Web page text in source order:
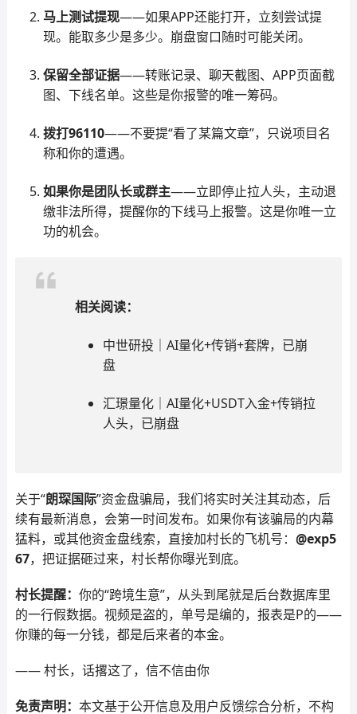
马上测试提现——如果APP还能打开，立刻尝试提
现。能取多少是多少。崩盘窗口随时可能关闭。
保留全部证据——转账记录、聊天截图、APP页面截
图、下线名单。这些是你报警的唯一筹码。
拨打96110——不要提“看了某篇文章”，只说项目名
称和你的遭遇。
如果你是团队长或群主——立即停止拉人头，主动退
缴非法所得，提醒你的下线马上报警。这是你唯一立
功的机会。
相关阅读：
中世研投｜AI量化+传销+套牌，已崩
盘
汇璟量化｜AI量化+USDT入金+传销拉
人头，已崩盘
关于“朗琛国际”资金盘骗局，我们将实时关注其动态，后
续有最新消息，会第一时间发布。如果你有该骗局的内幕
猛料，或其他资金盘线索，直接加村长的飞机号： @exp5
67，把证据砸过来，村长帮你曝光到底。
村长提醒： 你的“跨境生意”，从头到尾就是后台数据库里
的一行假数据。视频是盗的，单号是编的，报表是P的——
你赚的每一分钱，都是后来者的本金。
—— 村长，话撂这了，信不信由你
免责声明： 本文基于公开信息及用户反馈综合分析，不构